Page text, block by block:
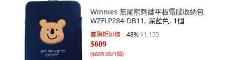
Winnies 無尾熊刺繡平板電腦收納包
WZFLP284-DB11, 深藍色, 1個
首購折扣價 48%$1,175
$609
($609.00/1個)